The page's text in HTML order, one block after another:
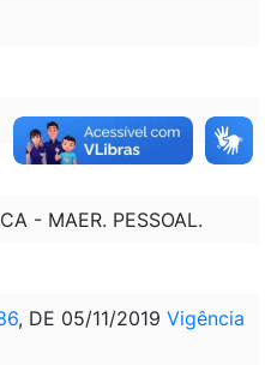
- MAER. PESSOAL.
, DE 05/11/2019 Vigência